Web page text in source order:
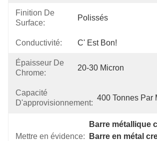
Finition De
Surface:
Polissés
Conductivité: C' Est Bon!
Épaisseur De
Chrome:
20-30 Micron
Capacité
D'approvisionnement:
400 Tonnes Par
Mettre en évidence:
Barre métallique
Barre en métal